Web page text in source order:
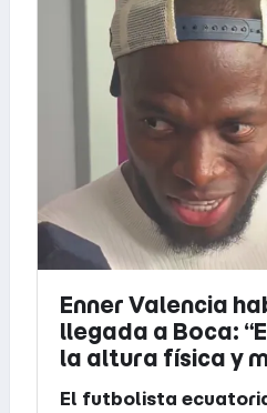
Enner Valencia
llegada a Boca:
la altura física y
El futbolista